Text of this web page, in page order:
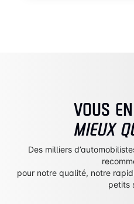
VOUS
MIEUX
Des milliers
pour notre qualité, notre
petits